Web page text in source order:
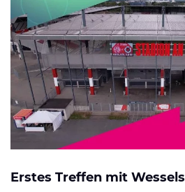
Erstes Treffen mit Wessels